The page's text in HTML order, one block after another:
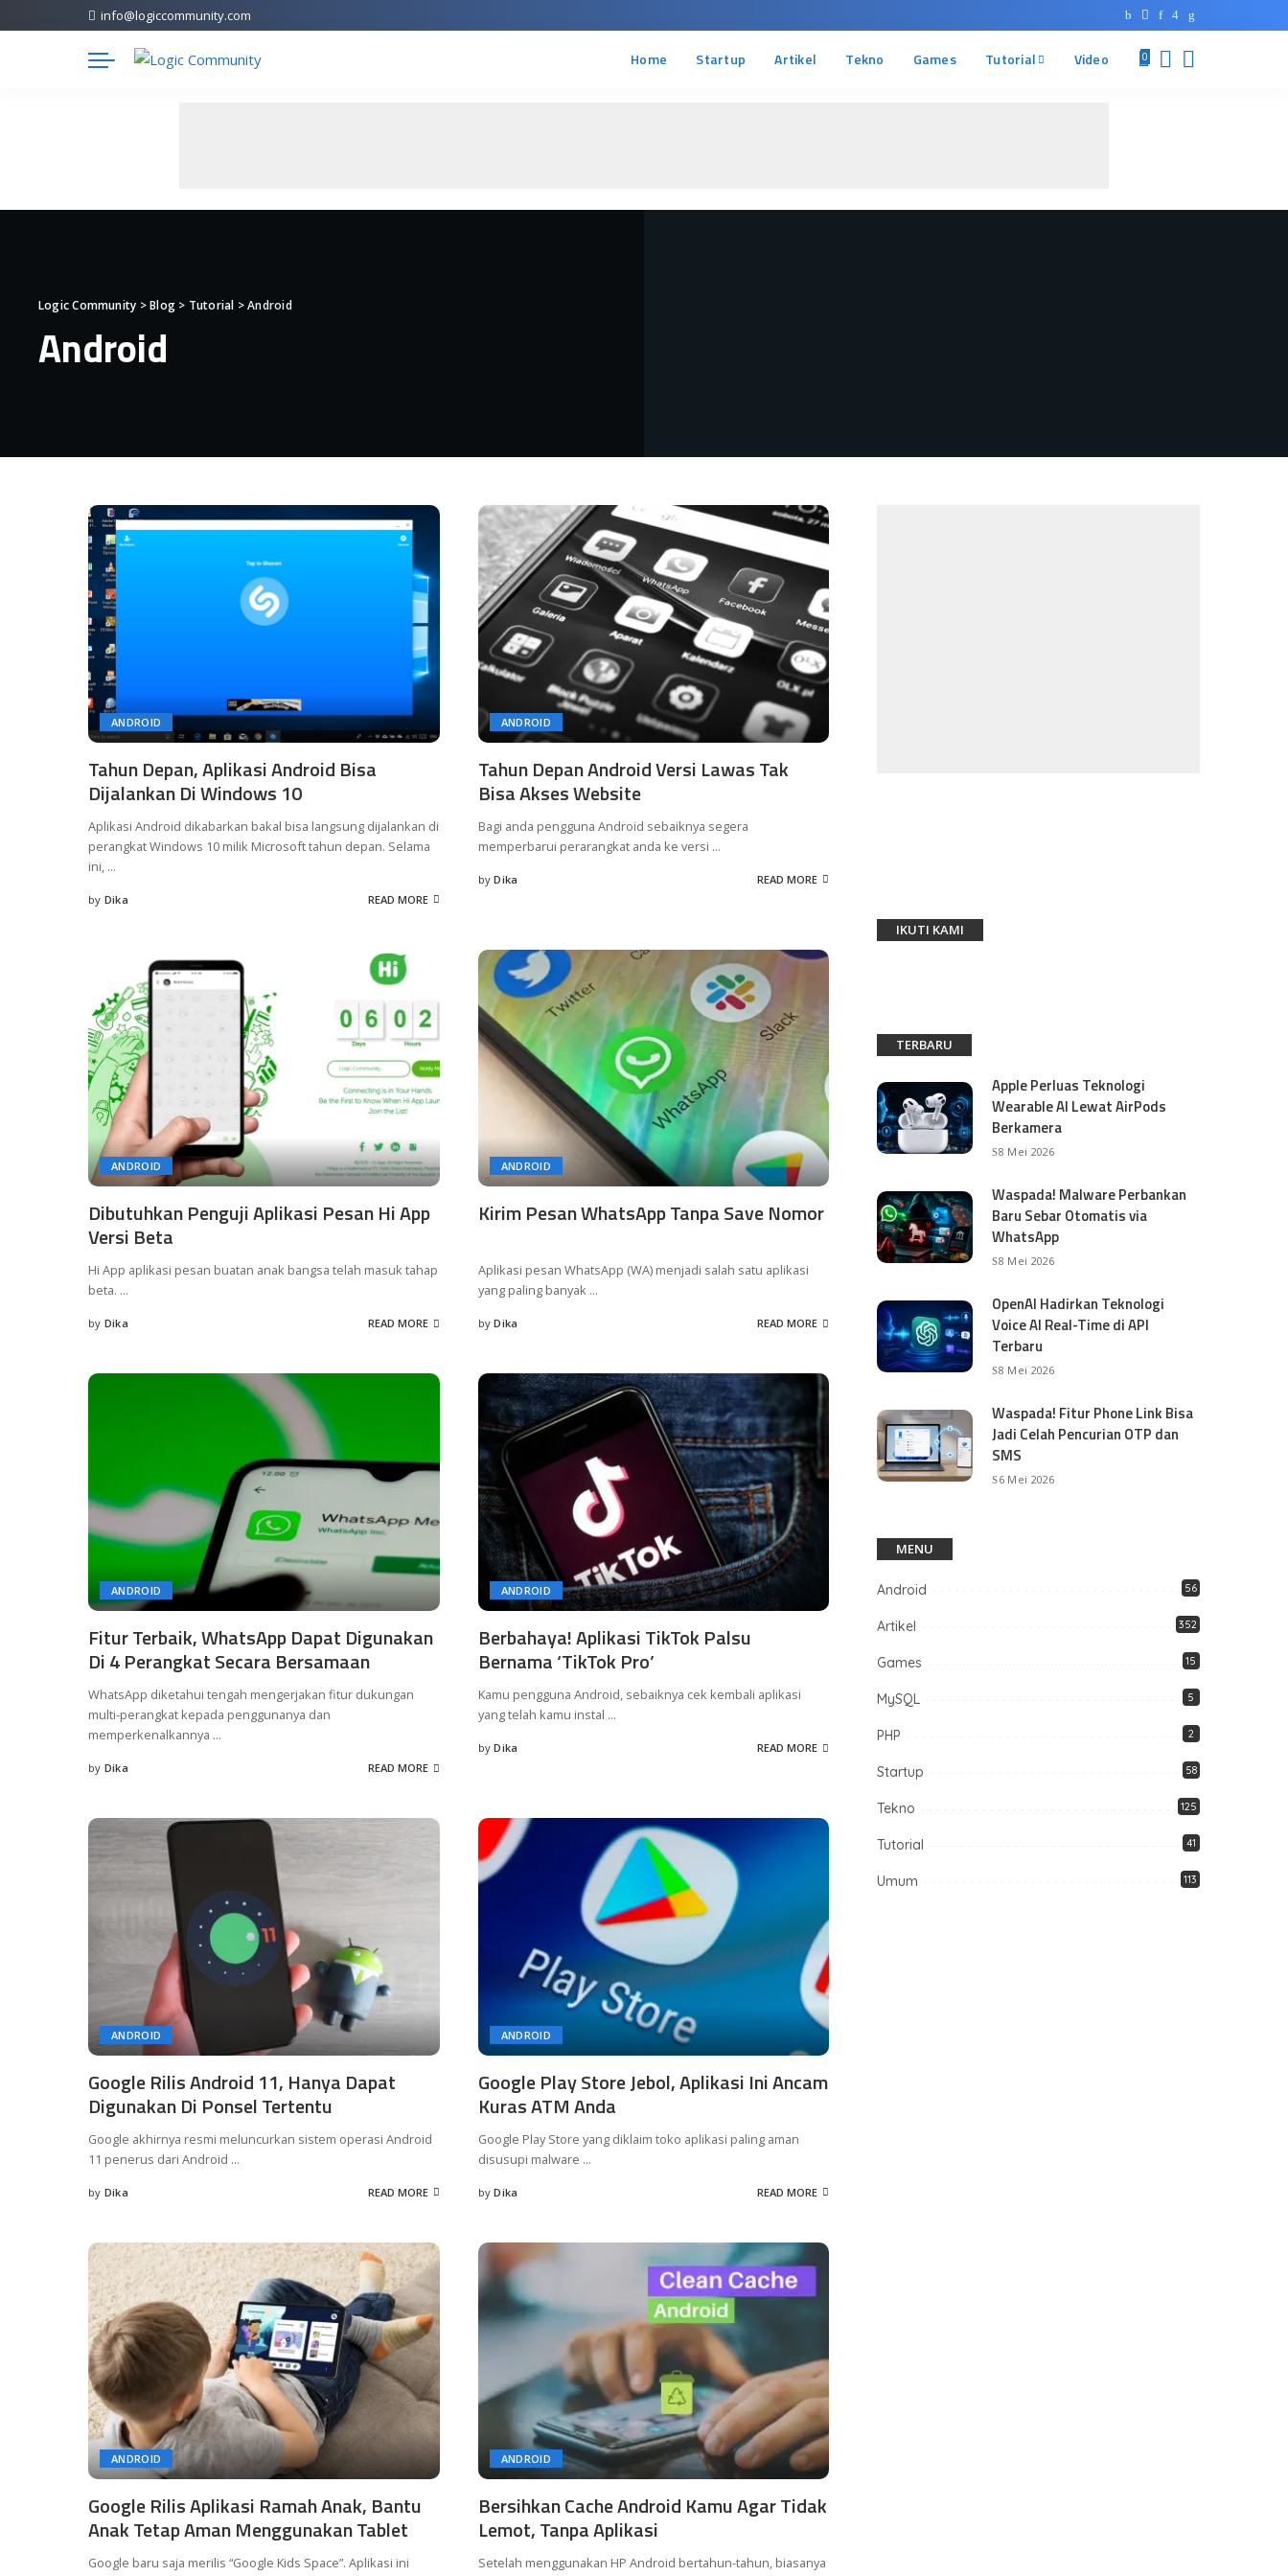
info@logiccommunity.com
Home Startup Artikel Tekno Games Tutorial Video 0
Logic Community >Blog> Tutorial >Android
Android
ANDROID
Tahun Depan, Aplikasi Android Bisa
Dijalankan Di Windows 10
Aplikasi Android dikabarkan bakal bisa langsung dijalankan di
perangkat Windows 10 milik Microsoft tahun depan. Selama
ini, ...
Posted
by Dika READ MORE
ANDROID
Tahun Depan Android Versi Lawas Tak
Bisa Akses Website
Bagi anda pengguna Android sebaiknya segera
memperbarui perarangkat anda ke versi ...
Posted
by Dika READ MORE
ANDROID
Dibutuhkan Penguji Aplikasi Pesan Hi App
Versi Beta
Hi App aplikasi pesan buatan anak bangsa telah masuk tahap
beta. ...
Posted
by Dika READ MORE
ANDROID
Kirim Pesan WhatsApp Tanpa Save Nomor
Aplikasi pesan WhatsApp (WA) menjadi salah satu aplikasi
yang paling banyak ...
Posted
by Dika READ MORE
ANDROID
Fitur Terbaik, WhatsApp Dapat Digunakan
Di 4 Perangkat Secara Bersamaan
WhatsApp diketahui tengah mengerjakan fitur dukungan
multi-perangkat kepada penggunanya dan
memperkenalkannya ...
Posted
by Dika READ MORE
ANDROID
Berbahaya! Aplikasi TikTok Palsu
Bernama ‘TikTok Pro’
Kamu pengguna Android, sebaiknya cek kembali aplikasi
yang telah kamu instal ...
Posted
by Dika READ MORE
ANDROID
Google Rilis Android 11, Hanya Dapat
Digunakan Di Ponsel Tertentu
Google akhirnya resmi meluncurkan sistem operasi Android
11 penerus dari Android ...
Posted
by Dika READ MORE
ANDROID
Google Play Store Jebol, Aplikasi Ini Ancam
Kuras ATM Anda
Google Play Store yang diklaim toko aplikasi paling aman
disusupi malware ...
Posted
by Dika READ MORE
ANDROID
Google Rilis Aplikasi Ramah Anak, Bantu
Anak Tetap Aman Menggunakan Tablet
Google baru saja merilis “Google Kids Space”. Aplikasi ini
ANDROID
Bersihkan Cache Android Kamu Agar Tidak
Lemot, Tanpa Aplikasi
Setelah menggunakan HP Android bertahun-tahun, biasanya
IKUTI KAMI
TERBARU
Apple Perluas Teknologi
Wearable AI Lewat AirPods
Berkamera
8 Mei 2026
Waspada! Malware Perbankan
Baru Sebar Otomatis via
WhatsApp
8 Mei 2026
OpenAI Hadirkan Teknologi
Voice AI Real-Time di API
Terbaru
8 Mei 2026
Waspada! Fitur Phone Link Bisa
Jadi Celah Pencurian OTP dan
SMS
6 Mei 2026
MENU
Android 56
Artikel 352
Games 15
MySQL 5
PHP 2
Startup 58
Tekno 125
Tutorial 41
Umum 113